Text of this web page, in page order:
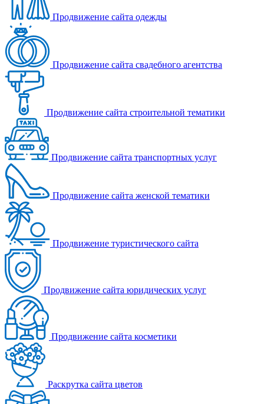
Продвижение сайта одежды
Продвижение сайта свадебного агентства
Продвижение сайта строительной тематики
Продвижение сайта транспортных услуг
Продвижение сайта женской тематики
Продвижение туристического сайта
Продвижение сайта юридических услуг
Продвижение сайта косметики
Раскрутка сайта цветов